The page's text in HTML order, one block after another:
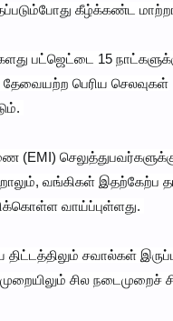
கீழ்க்கண்ட
பட்ஜெட்டை 15
தேவையற்ற பெரிய செலவுகள்
(EMI)
வங்கிகள் இதற்கேற்ப
வாய்ப்புள்ளது.
திட்டத்திலும் சவால்கள்
சில நடைமுறைச்